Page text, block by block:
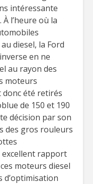
intéressante
l’heure où la
diesel, la Ford
en ne
au rayon des
moteurs
donc été retirés
de 150 et 190
décision par son
des gros rouleurs
excellent rapport
moteurs diesel